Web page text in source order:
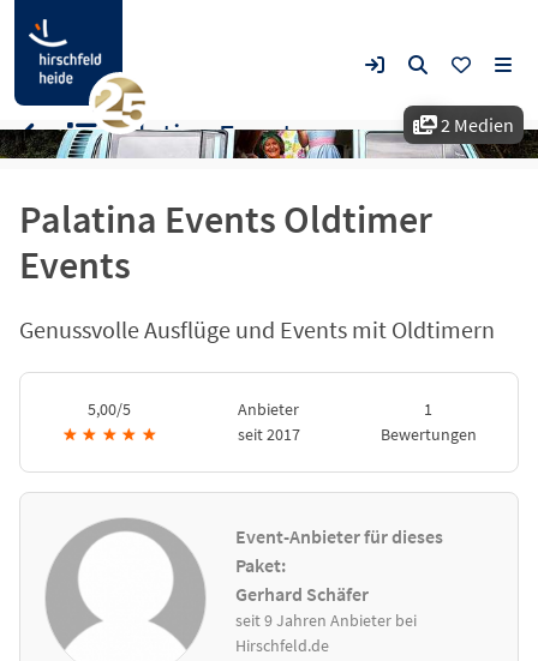
2 Medien
Palatina Events Oldtimer
Events
Genussvolle Ausflüge und Events mit Oldtimern
5,00/5
★ ★ ★ ★ ★
Anbieter
seit 2017
1
Bewertungen
Event-Anbieter für dieses
Paket:
Gerhard Schäfer
seit 9 Jahren Anbieter bei
Hirschfeld.de
Palatina Events